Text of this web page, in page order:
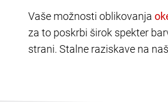
Vaše možnosti oblikovanja
za to poskrbi širok spekter
strani. Stalne raziskave na